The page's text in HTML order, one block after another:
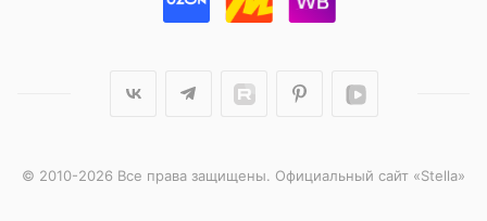
© 2010-2026 Все права защищены. Официальный сайт «Stella»